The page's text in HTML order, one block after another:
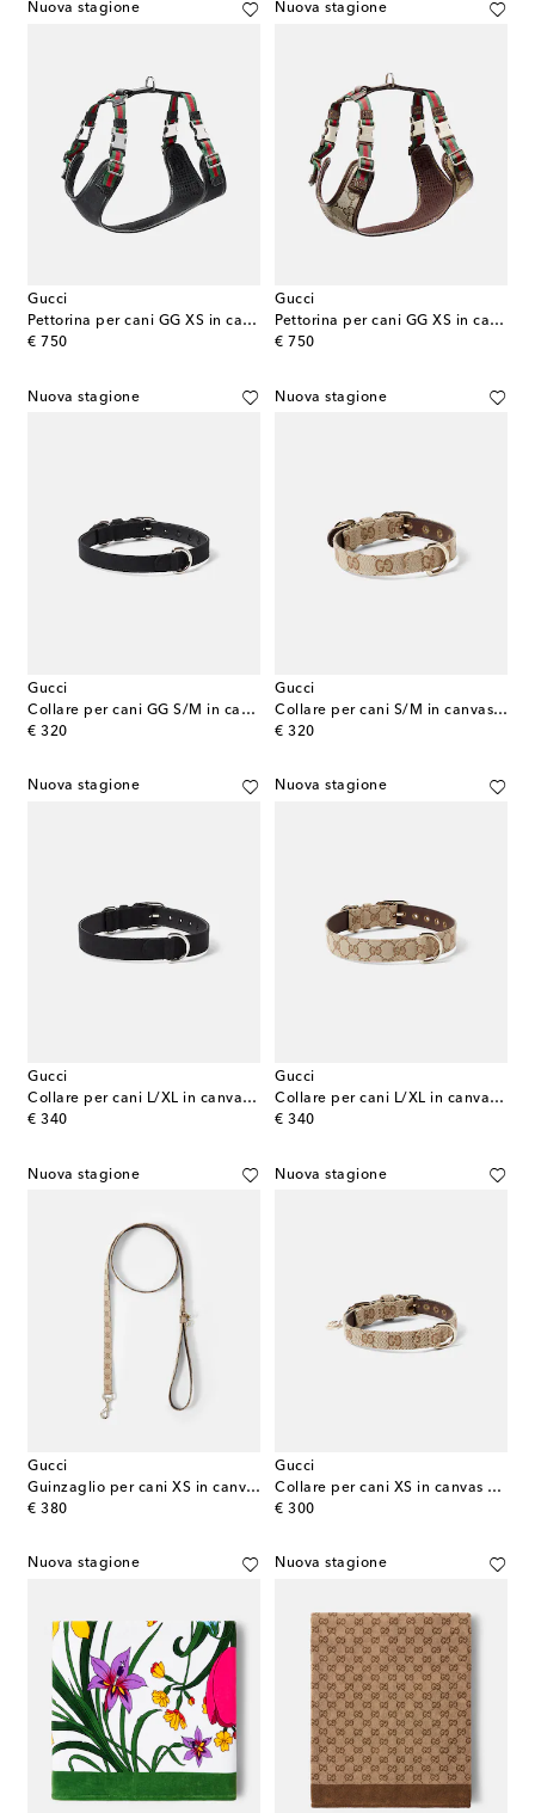
Nuova stagione
Gucci
Pettorina per cani GG XS in canvas con pelle
€ 750
original price
Nuova stagione
Gucci
Pettorina per cani GG XS in canvas con pelle
€ 750
original price
Nuova stagione
Gucci
Collare per cani GG S/M in canvas
€ 320
original price
Nuova stagione
Gucci
Collare per cani S/M in canvas GG
€ 320
original price
Nuova stagione
Gucci
Collare per cani L/XL in canvas GG
€ 340
original price
Nuova stagione
Gucci
Collare per cani L/XL in canvas GG
€ 340
original price
Nuova stagione
Gucci
Guinzaglio per cani XS in canvas GG
€ 380
original price
Nuova stagione
Gucci
Collare per cani XS in canvas GG
€ 300
original price
Nuova stagione Nuova stagione